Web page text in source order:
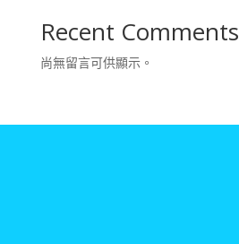
Recent Comments
尚無留言可供顯示。